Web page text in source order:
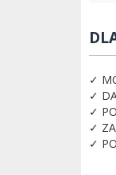
✓
✓
✓
✓
✓